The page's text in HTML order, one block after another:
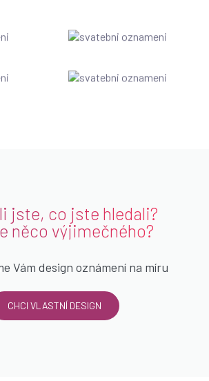
jste, co jste hledali?
něco výjimečného?
Vám design oznámení na míru
CHCI VLASTNÍ DESIGN